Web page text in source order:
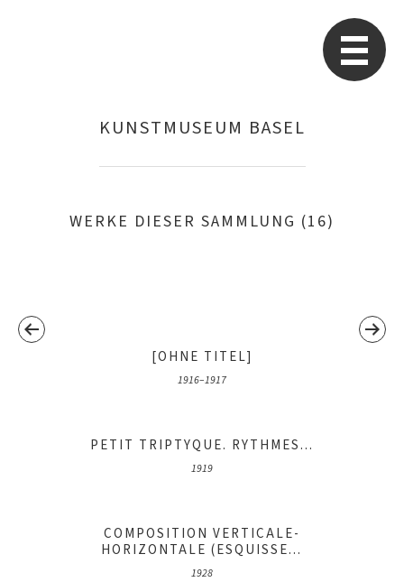
Suchen
KUNSTMUSEUM BASEL
WERKE DIESER SAMMLUNG (16)
[OHNE TITEL]
1916–1917
PETIT TRIPTYQUE. RYTHMES...
1919
COMPOSITION VERTICALE-
HORIZONTALE (ESQUISSE...
1928